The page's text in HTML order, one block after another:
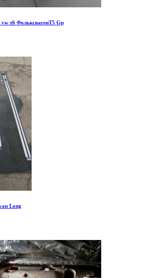
т6 ФольксвагенT5 Gp
Long